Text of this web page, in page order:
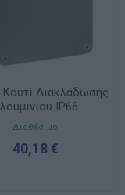
Κουτί Διακλάδωσης
IP66
UNIBOX
Διαθέσιμο
40,18 €